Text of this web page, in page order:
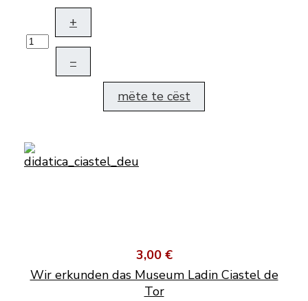
+
–
mëte te cëst
3,00 €
Wir erkunden das Museum Ladin Ciastel de
Tor